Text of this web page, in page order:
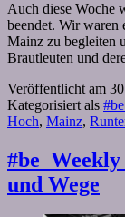
Auch diese Woche
beendet. Wir waren
Mainz zu begleiten
Brautleuten und
Veröffentlicht am
Kategorisiert als
Hoch, Mainz,
und Wege